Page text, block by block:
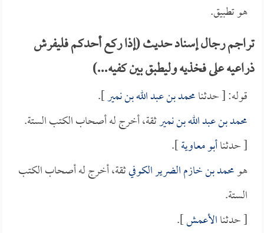
هو تطبيق.
تراجم رجال إسناد حديث (إذا ركع أحدكم فليفرش
ذراعيه على فخذيه وليطبق بين كفيه...)
قوله: [ حدثنامحمد بن عبد الله بن نمير].
محمد بن عبد الله بن نميرثقة، أخرج له أصحاب الكتب الستة.
[ حدثناأبو معاوية].
هومحمد بن خازم الضرير الكوفيثقة، أخرج له أصحاب الكتب
الستة.
[ حدثناالأعمش].